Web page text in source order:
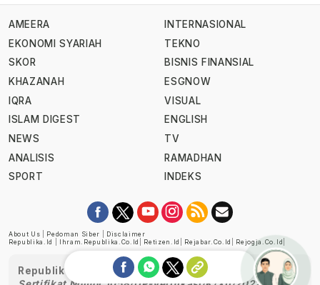
AMEERA
EKONOMI SYARIAH
SKOR
KHAZANAH
IQRA
ISLAM DIGEST
NEWS
ANALISIS
SPORT
INTERNASIONAL
TEKNO
BISNIS FINANSIAL
ESGNOW
VISUAL
ENGLISH
TV
RAMADHAN
INDEKS
About Us Pedoman Siber
Disclaimer
Republika.id
Ihram.republika.co.id Retizen.id Rejabar.co.id Rejogja.co.id
Republika telah diverifikasi oleh Dewan Pers